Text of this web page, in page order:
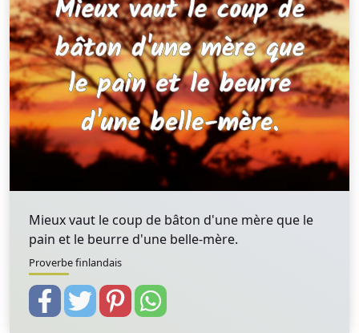
Mieux vaut le coup de bâton d'une mère que le
pain et le beurre d'une belle-mère.
Proverbe finlandais